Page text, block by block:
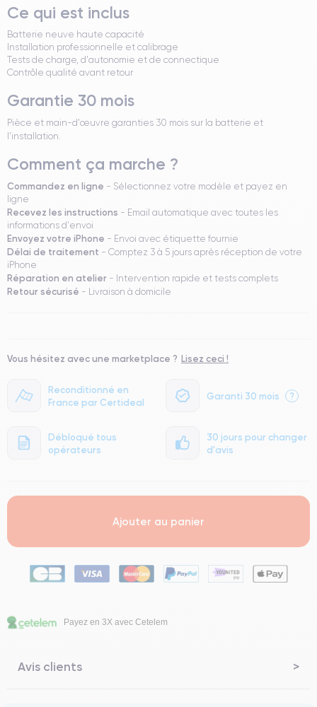
Ce qui est inclus
Batterie neuve haute capacité
Installation professionnelle et calibrage
Tests de charge, d'autonomie et de connectique
Contrôle qualité avant retour
Garantie 30 mois
Pièce et main-d'œuvre garanties 30 mois sur la batterie et
l'installation.
Comment ça marche ?
Commandez en ligne - Sélectionnez votre modèle et payez en
ligne
Recevez les instructions - Email automatique avec toutes les
informations d'envoi
Envoyez votre iPhone - Envoi avec étiquette fournie
Délai de traitement - Comptez 3 à 5 jours après réception de votre
iPhone
Réparation en atelier - Intervention rapide et tests complets
Retour sécurisé - Livraison à domicile
Reconditionné en
France par Certideal
Garanti 30 mois ?
Débloqué tous
opérateurs
30 jours pour changer
d'avis
Vous hésitez avec une marketplace ? Lisez ceci !
Ajouter au panier
Payez en 3X avec Cetelem
Avis clients